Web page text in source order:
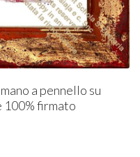
a pennello su
firmato